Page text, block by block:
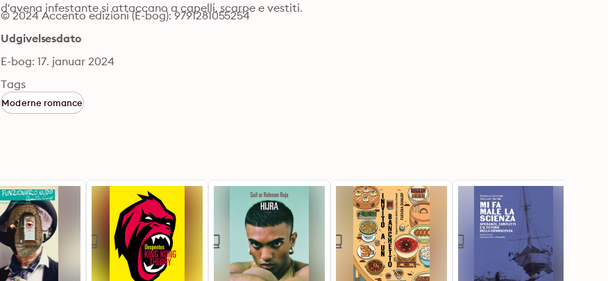
d'avena infestante si attaccano a capelli, scarpe e vestiti.
© 2024 Accento edizioni (E-bog): 9791281055254
Udgivelsesdato
E-bog: 17. januar 2024
Tags
Moderne romance